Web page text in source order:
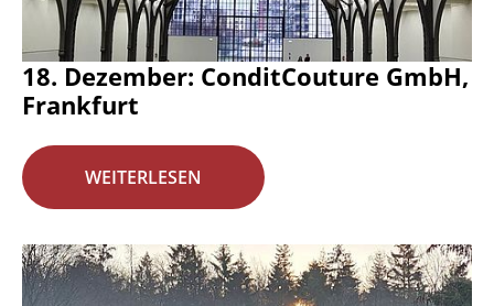
18. Dezember: ConditCouture GmbH,
Frankfurt
WEITERLESEN